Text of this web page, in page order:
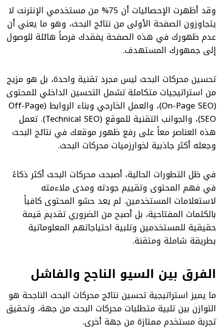
وقد أظهرت الإحصائيات أن 75% من مستخدمي الإنترنت لا
يتجاوزون الصفحة الأولى من نتائج البحث، وهو ما يعني أن
عدم ظهورك في هذه الصفحة يفقدك فرصاً هائلة للوصول
إلى جمهورك المستهدف.
تحسين محركات البحث ليس مجرد تقنية واحدة، بل هو مزيج
من استراتيجيات متكاملة تشمل التحسين الداخلي للمحتوى
(On-Page SEO)، والعمل الخارجي وبناء الروابط (Off-Page
SEO)، والجوانب التقنية للموقع (Technical SEO). تعمل
هذه العناصر معاً على رفع ظهور موقعك في نتائج البحث
وجعله أكثر جاذبية لخوارزميات محركات البحث.
في ظل التطورات الحالية، أصبحت محركات البحث أكثر ذكاءً
في فهم المحتوى وتقييم جودته ومدى ملاءمته
لاستعلامات المستخدمين. لم يعد حشو المحتوى كافياً
بالكلمات المفتاحية، بل أصبح من الضروري تقديم قيمة
حقيقية للمستخدمين وتلبية احتياجاتهم المعلوماتية
بطريقة شاملة ومتقنة.
الفرق بين السيو الناجح والفاشل
ما يميز استراتيجية تحسين نتائج محركات البحث الناجحة هو
التوازن بين تلبية متطلبات محركات البحث من جهة، وتحقيق
تجربة مستخدم ممتازة من جهة أخرى.